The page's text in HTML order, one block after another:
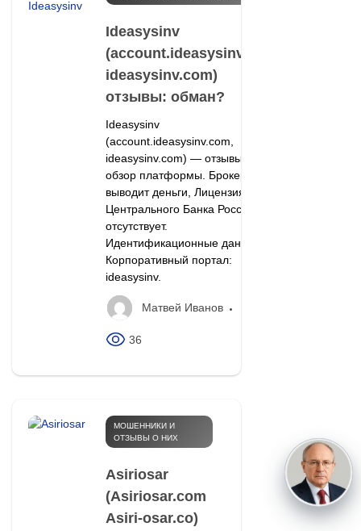
Ideasysinv
(account.ideasysinv.com,
ideasysinv.com)
отзывы: обман?
Ideasysinv
(account.ideasysinv.com,
ideasysinv.com) — отзывы и
обзор платформы. Брокер не
выводит деньги, Лицензия
Центрального Банка России
отсутствует.
Идентификационные данные
Корпоративный портал:
ideasysinv.
Матвей Иванов
36
МОШЕННИКИ И
ОТЗЫВЫ О НИХ
Asiriosar
(Asiriosar.com
Asiri-osar.co)